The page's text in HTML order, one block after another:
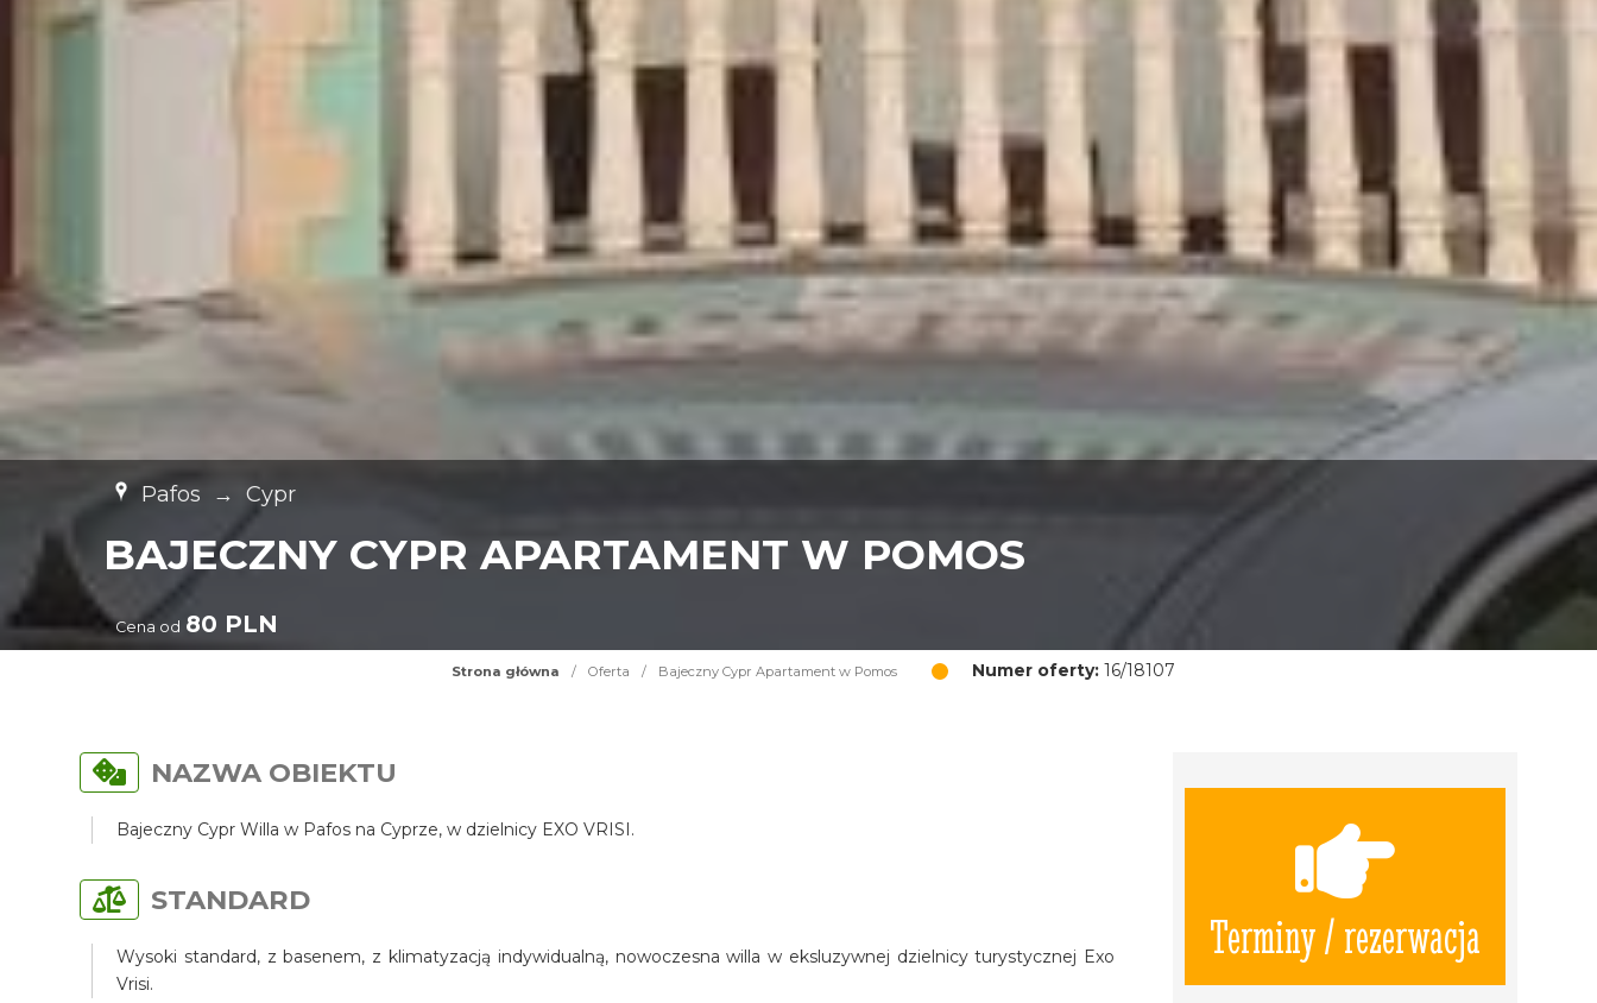
Pafos → Cypr
BAJECZNY CYPR APARTAMENT W POMOS
Cena od 80 PLN
Strona główna / Oferta / Bajeczny Cypr Apartament w Pomos Numer oferty: 16/18107
Terminy / rezerwacja
NAZWA OBIEKTU
Bajeczny Cypr Willa w Pafos na Cyprze, w dzielnicy EXO VRISI.
STANDARD
Wysoki standard, z basenem, z klimatyzacją indywidualną, nowoczesna willa w eksluzywnej dzielnicy turystycznej Exo
Vrisi.